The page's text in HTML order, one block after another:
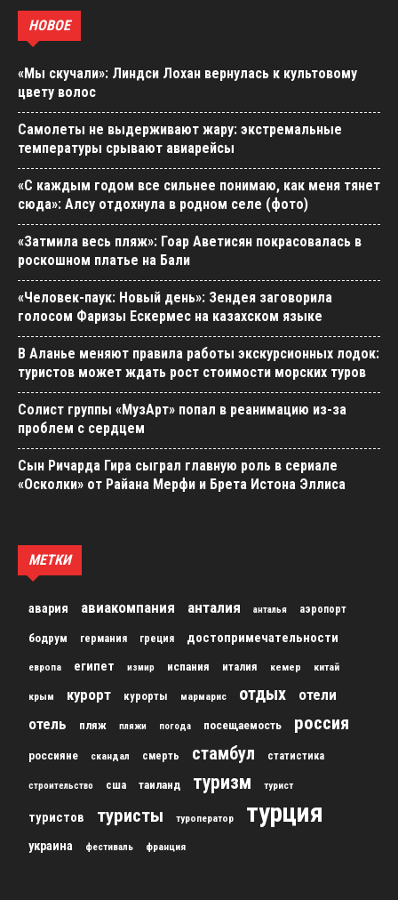
НОВОЕ
«Мы скучали»: Линдси Лохан вернулась к культовому
цвету волос
Самолеты не выдерживают жару: экстремальные
температуры срывают авиарейсы
«С каждым годом все сильнее понимаю, как меня тянет
сюда»: Алсу отдохнула в родном селе (фото)
«Затмила весь пляж»: Гоар Аветисян покрасовалась в
роскошном платье на Бали
«Человек-паук: Новый день»: Зендея заговорила
голосом Фаризы Ескермес на казахском языке
В Аланье меняют правила работы экскурсионных лодок:
туристов может ждать рост стоимости морских туров
Солист группы «МузАрт» попал в реанимацию из-за
проблем с сердцем
Сын Ричарда Гира сыграл главную роль в сериале
«Осколки» от Райана Мерфи и Брета Истона Эллиса
МЕТКИ
авария авиакомпания анталия анталья аэропорт
бодрум германия греция достопримечательности
европа египет измир испания италия кемер китай
крым курорт курорты мармарис отдых
отели
отель
пляж пляжи погода посещаемость россия
россияне скандал смерть стамбул статистика
строительство сша таиланд туризм турист
туристов туристы туроператор турция
украина фестиваль франция